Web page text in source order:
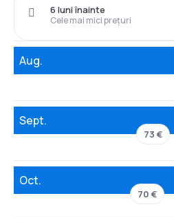
Cele mai mici prețuri
6 luni înainte
Aug.
Sept.
73 €
Oct.
70 €